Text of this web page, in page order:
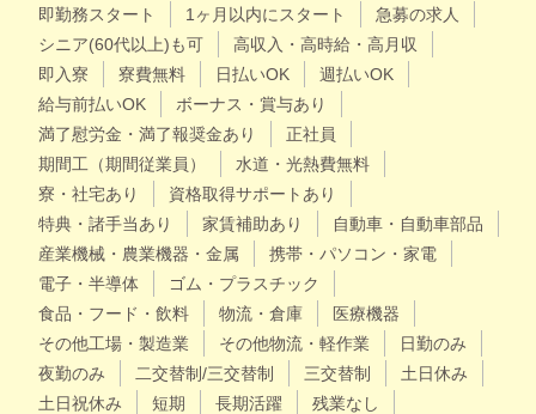
即勤務スタート
1ヶ月以内にスタート
急募の求人
シニア(60代以上)も可
高収入・高時給・高月収
即入寮
寮費無料 日払いOK
週払いOK
給与前払いOK
ボーナス・賞与あり
満了慰労金・満了報奨金あり
正社員
期間工（期間従業員）
水道・光熱費無料
寮・社宅あり
資格取得サポートあり
特典・諸手当あり
家賃補助あり
自動車・自動車部品
産業機械・農業機器・金属
携帯・パソコン・家電
電子・半導体
ゴム・プラスチック
食品・フード・飲料
物流・倉庫
医療機器
その他工場・製造業
その他物流・軽作業
日勤のみ
夜勤のみ
二交替制/三交替制 三交替制
土日休み
土日祝休み
短期 長期活躍
残業なし